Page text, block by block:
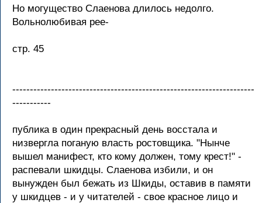
Но могущество Слаенова длилось недолго.
Вольнолюбивая рее-
стр. 45
---------------------------------------------------------------------
-----------
публика в один прекрасный день восстала и
низвергла поганую власть ростовщика. "Нынче
вышел манифест, кто кому должен, тому крест!" -
распевали шкидцы. Слаенова избили, и он
вынужден был бежать из Шкиды, оставив в памяти
у шкидцев - и у читателей - свое красное лицо и